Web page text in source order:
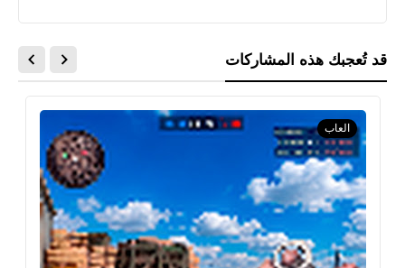
قد تُعجبك هذه المشاركات
العاب